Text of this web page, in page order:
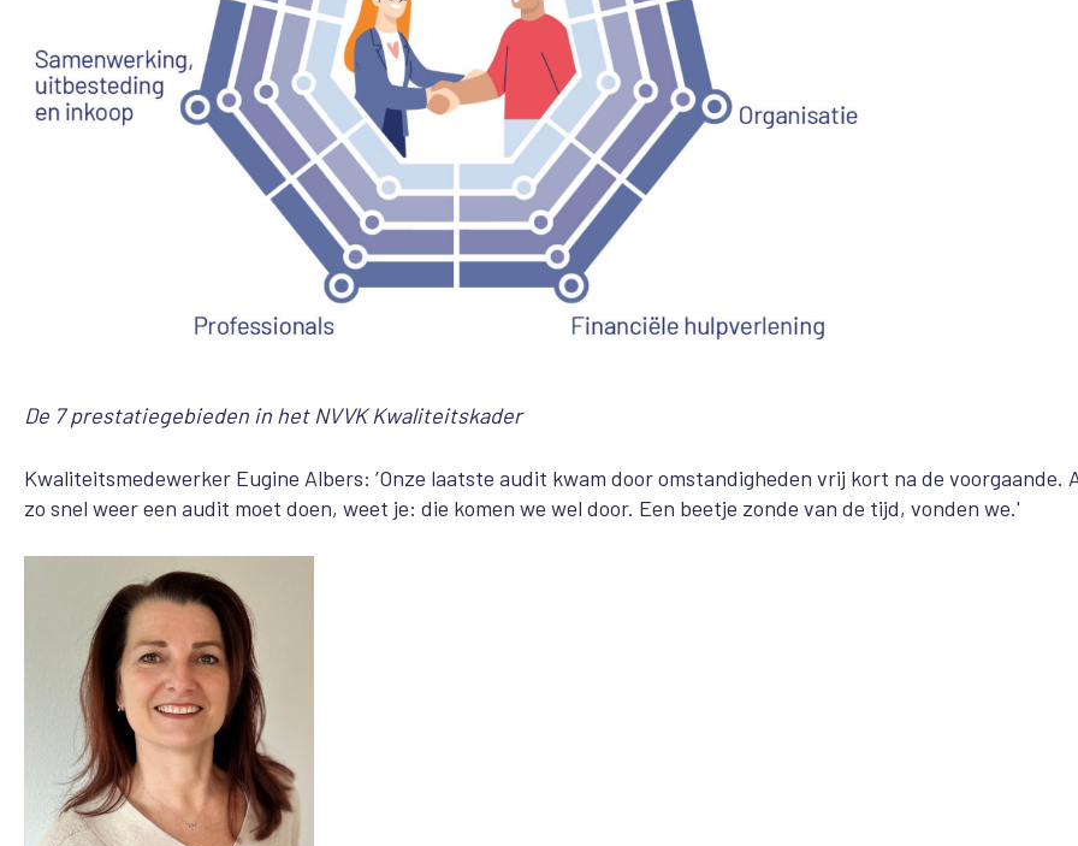
De 7 prestatiegebieden in het NVVK Kwaliteitskader
Kwaliteitsmedewerker Eugine Albers: ‘Onze laatste audit kwam door omstandigheden vrij kort na de voorgaande.
zo snel weer een audit moet doen, weet je: die komen we wel door. Een beetje zonde van de tijd, vonden we.'